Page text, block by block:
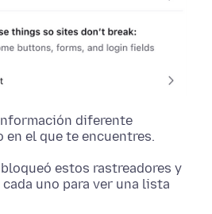
diferente
el que te encuentres.
estos rastreadores y
uno para ver una lista